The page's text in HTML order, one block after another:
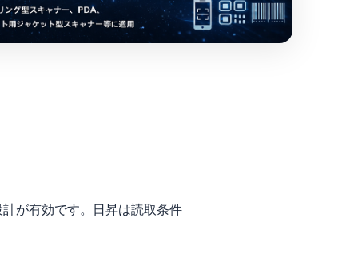
が有効です。日昇は読取条件